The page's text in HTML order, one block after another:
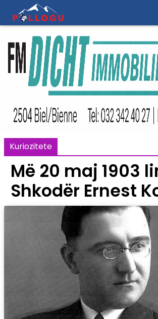
Kuriozitete
Më 20 maj 1903
Shkodër Ernest